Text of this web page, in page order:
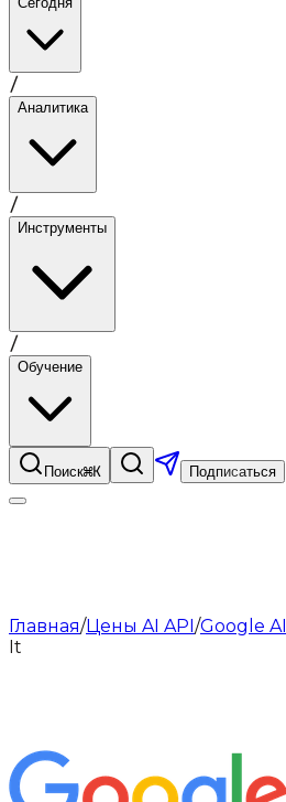
/
Аналитика
/
Инструменты
/
Обучение
Поиск⌘K Подписаться
Главная/Цены AI API/Google AI
It